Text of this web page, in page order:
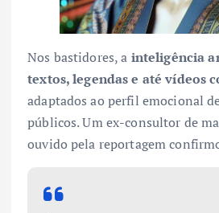
Nos bastidores, a inteligência
textos, legendas e até vídeos
adaptados ao perfil emocional
públicos. Um ex-consultor de
ouvido pela reportagem